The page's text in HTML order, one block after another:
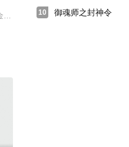
高超棋艺之余，还热衷算
一直喜欢长期照顾他的护士秋男
圈，以“T博士”为首的文物走私
饰）被押往南昌行营，不甘心的
10 御魂师之封神令